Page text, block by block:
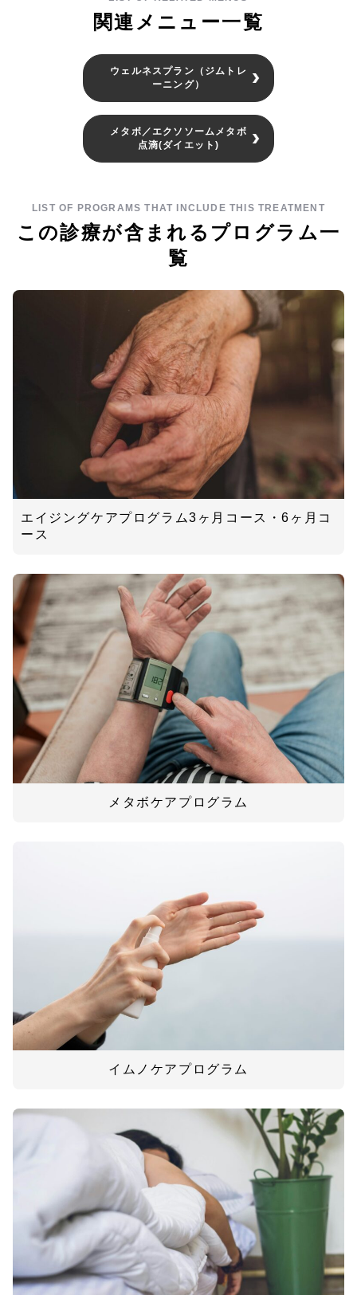
関連メニュー一覧
ウェルネスプラン（ジムトレ
ーニング）
メタボ／エクソソームメタボ
点滴(ダイエット)
LIST OF PROGRAMS THAT INCLUDE THIS TREATMENT
この診療が含まれるプログラム一
覧
エイジングケアプログラム3ヶ月コース・6ヶ月コ
ース
メタボケアプログラム
イムノケアプログラム